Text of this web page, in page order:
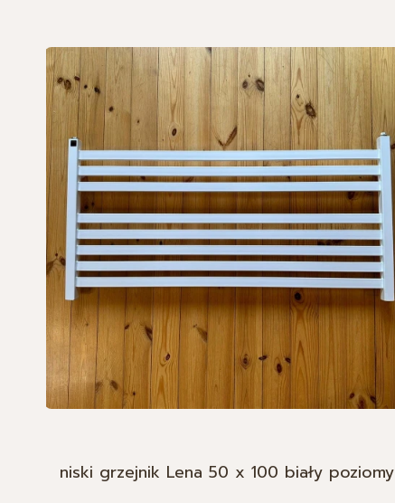
niski grzejnik Lena 50 x 100 biały poziomy